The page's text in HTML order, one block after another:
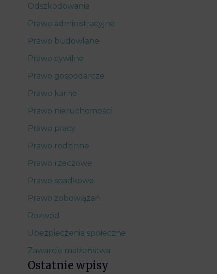
Odszkodowania
Prawo administracyjne
Prawo budowlane
Prawo cywilne
Prawo gospodarcze
Prawo karne
Prawo nieruchomości
Prawo pracy
Prawo rodzinne
Prawo rzeczowe
Prawo spadkowe
Prawo zobowiązań
Rozwód
Ubezpieczenia społeczne
Zawarcie małżeństwa
Ostatnie wpisy